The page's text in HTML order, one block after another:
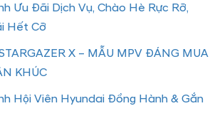
Ưu Đãi Dịch Vụ, Chào Hè Rực Rỡ,
Hết Cỡ
X – MẪU MPV ĐÁNG MUA
KHÚC
Hội Viên Hyundai Đồng Hành & Gắn